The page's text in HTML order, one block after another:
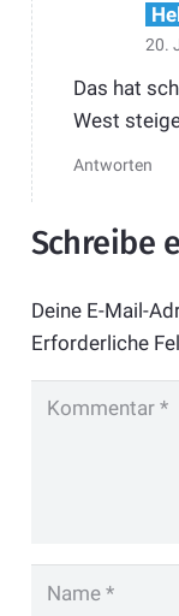
20.
Das hat
West
Antworten
Schreibe
Deine E-Mail-
Erforderliche